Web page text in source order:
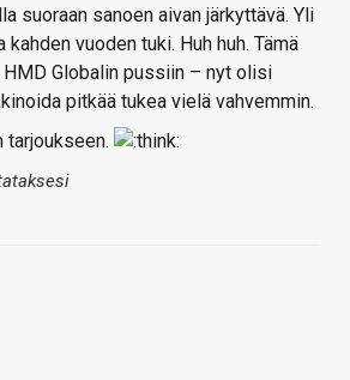
suoraan sanoen aivan järkyttävä. Yli
vuoden tuki. Huh huh. Tämä
HMD Globalin pussiin – nyt olisi
pitkää tukea vielä vahvemmin.
tarjoukseen.